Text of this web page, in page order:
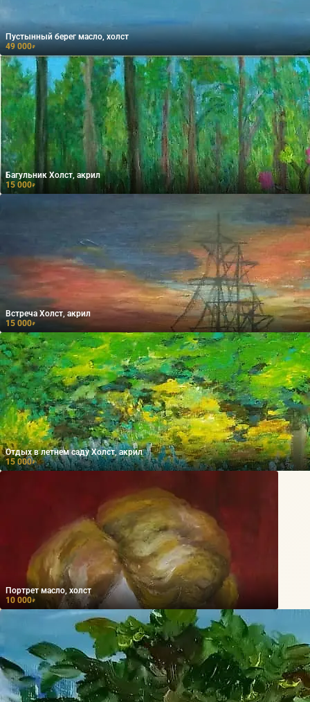
Пустынный берег масло, холст
49 000₽
Багульник Холст, акрил
15 000₽
Встреча Холст, акрил
15 000₽
Отдых в летнем саду Холст, акрил
15 000₽
Портрет масло, холст
10 000₽